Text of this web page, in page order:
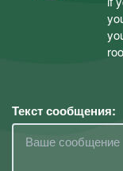
Текст сообщения: